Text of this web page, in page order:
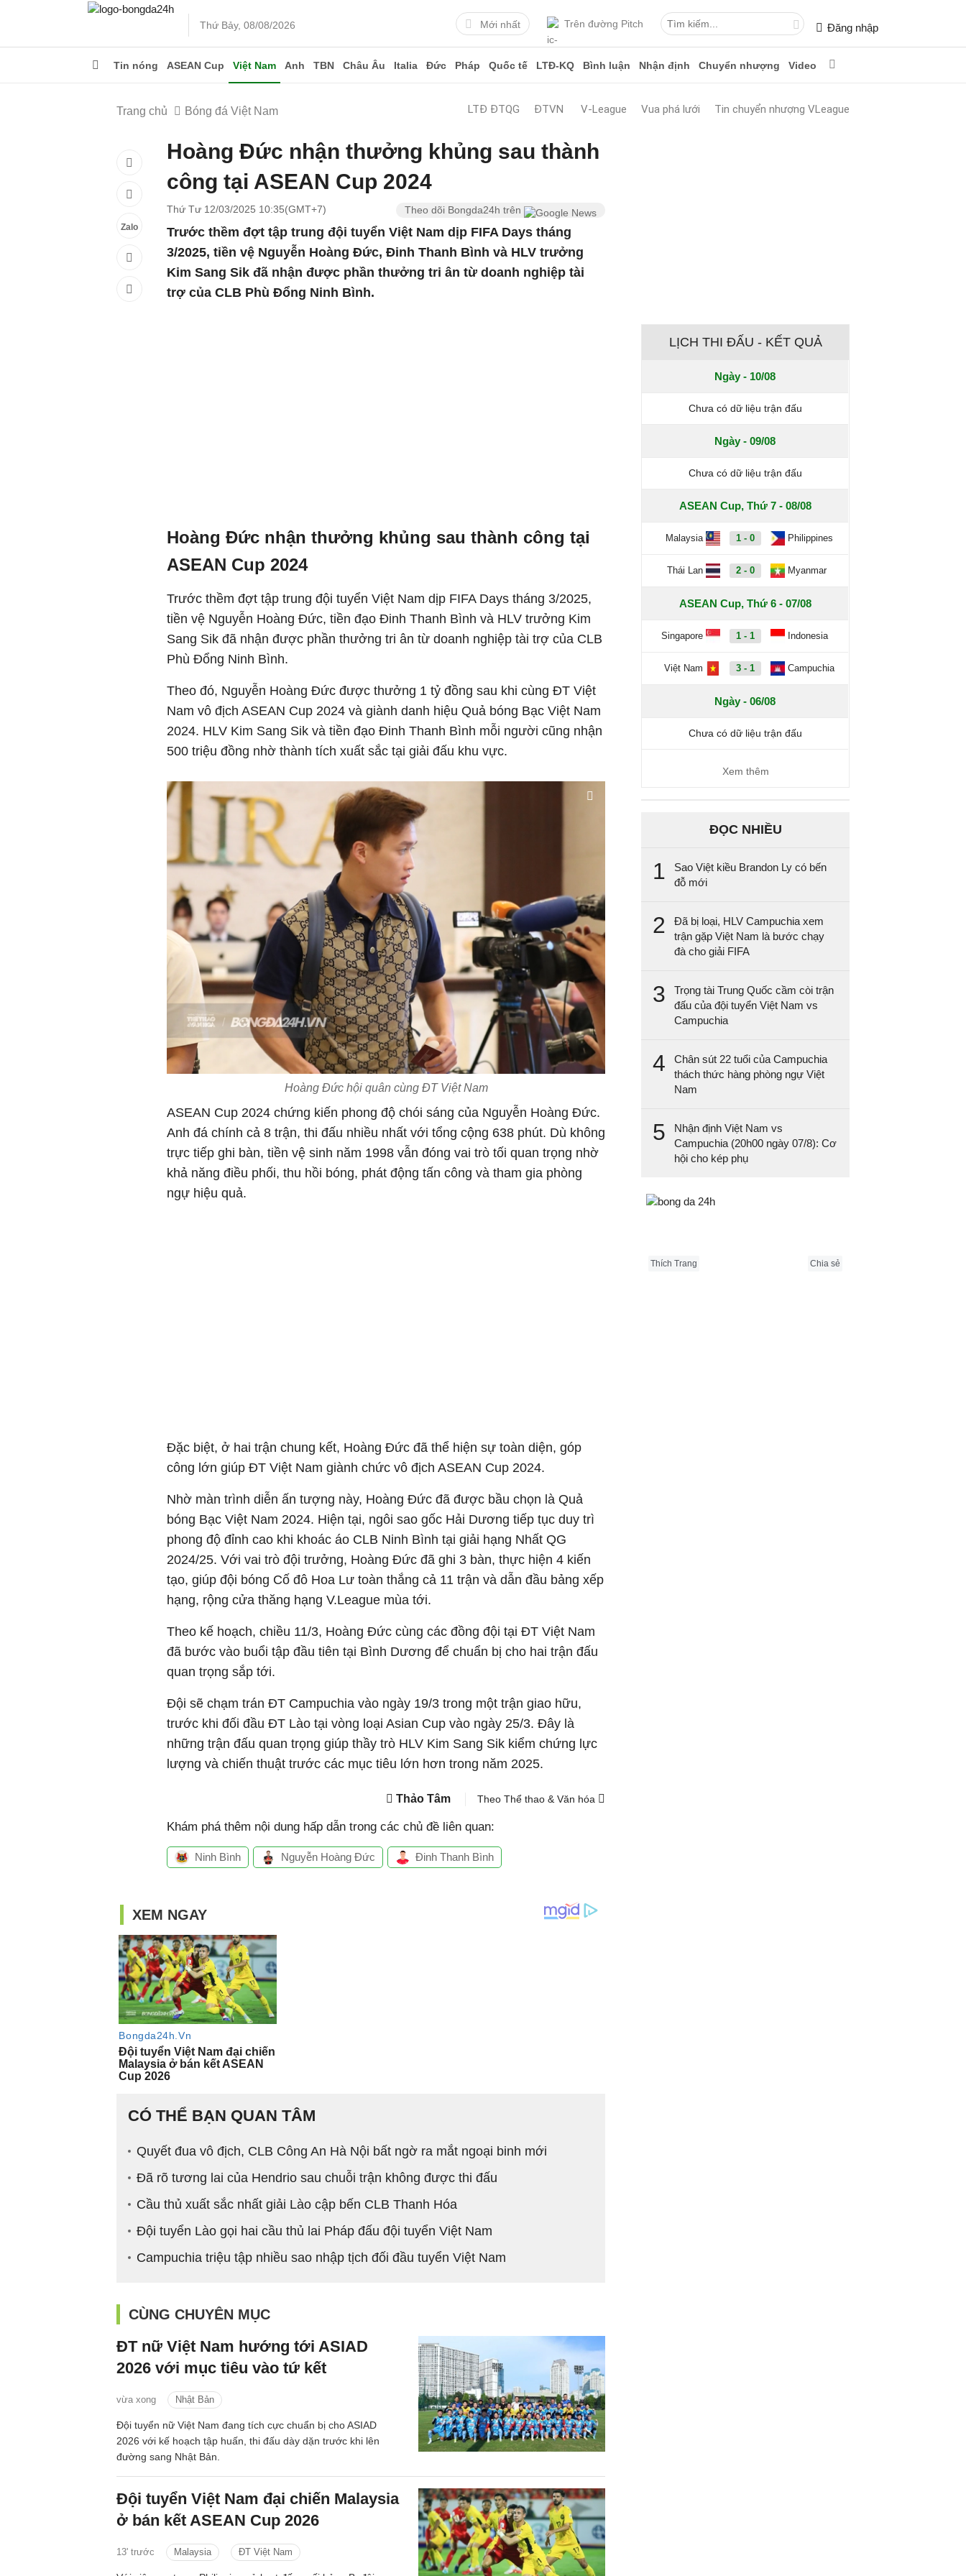
Thứ Bảy, 08/08/2026 Mới nhất Trên đường Pitch Đăng nhập
Tin nóng ASEAN Cup Việt Nam Anh TBN Châu Âu Italia Đức Pháp Quốc tế LTĐ-KQ Bình luận Nhận định Chuyển nhượng Video
Trang chủ Bóng đá Việt Nam LTĐ ĐTQG ĐTVN V-League Vua phá lưới Tin chuyển nhượng VLeague
Zalo
Hoàng Đức nhận thưởng khủng sau thành
công tại ASEAN Cup 2024
Thứ Tư 12/03/2025 10:35(GMT+7) Theo dõi Bongda24h trên
Trước thềm đợt tập trung đội tuyển Việt Nam dịp FIFA Days tháng
3/2025, tiền vệ Nguyễn Hoàng Đức, Đinh Thanh Bình và HLV trưởng
Kim Sang Sik đã nhận được phần thưởng tri ân từ doanh nghiệp tài
trợ của CLB Phù Đổng Ninh Bình.
Hoàng Đức nhận thưởng khủng sau thành công tại
ASEAN Cup 2024
Trước thềm đợt tập trung đội tuyển Việt Nam dịp FIFA Days tháng 3/2025,
tiền vệ Nguyễn Hoàng Đức, tiền đạo Đinh Thanh Bình và HLV trưởng Kim
Sang Sik đã nhận được phần thưởng tri ân từ doanh nghiệp tài trợ của CLB
Phù Đổng Ninh Bình.
Theo đó, Nguyễn Hoàng Đức được thưởng 1 tỷ đồng sau khi cùng ĐT Việt
Nam vô địch ASEAN Cup 2024 và giành danh hiệu Quả bóng Bạc Việt Nam
2024. HLV Kim Sang Sik và tiền đạo Đinh Thanh Bình mỗi người cũng nhận
500 triệu đồng nhờ thành tích xuất sắc tại giải đấu khu vực.
Hoàng Đức hội quân cùng ĐT Việt Nam
ASEAN Cup 2024 chứng kiến phong độ chói sáng của Nguyễn Hoàng Đức.
Anh đá chính cả 8 trận, thi đấu nhiều nhất với tổng cộng 638 phút. Dù không
trực tiếp ghi bàn, tiền vệ sinh năm 1998 vẫn đóng vai trò tối quan trọng nhờ
khả năng điều phối, thu hồi bóng, phát động tấn công và tham gia phòng
ngự hiệu quả.
Đặc biệt, ở hai trận chung kết, Hoàng Đức đã thể hiện sự toàn diện, góp
công lớn giúp ĐT Việt Nam giành chức vô địch ASEAN Cup 2024.
Nhờ màn trình diễn ấn tượng này, Hoàng Đức đã được bầu chọn là Quả
bóng Bạc Việt Nam 2024. Hiện tại, ngôi sao gốc Hải Dương tiếp tục duy trì
phong độ đỉnh cao khi khoác áo CLB Ninh Bình tại giải hạng Nhất QG
2024/25. Với vai trò đội trưởng, Hoàng Đức đã ghi 3 bàn, thực hiện 4 kiến
tạo, giúp đội bóng Cố đô Hoa Lư toàn thắng cả 11 trận và dẫn đầu bảng xếp
hạng, rộng cửa thăng hạng V.League mùa tới.
Theo kế hoạch, chiều 11/3, Hoàng Đức cùng các đồng đội tại ĐT Việt Nam
đã bước vào buổi tập đầu tiên tại Bình Dương để chuẩn bị cho hai trận đấu
quan trọng sắp tới.
Đội sẽ chạm trán ĐT Campuchia vào ngày 19/3 trong một trận giao hữu,
trước khi đối đầu ĐT Lào tại vòng loại Asian Cup vào ngày 25/3. Đây là
những trận đấu quan trọng giúp thầy trò HLV Kim Sang Sik kiểm chứng lực
lượng và chiến thuật trước các mục tiêu lớn hơn trong năm 2025.
Thảo Tâm Theo Thể thao & Văn hóa
Khám phá thêm nội dung hấp dẫn trong các chủ đề liên quan:
Ninh Bình Nguyễn Hoàng Đức Đinh Thanh Bình
CÓ THỂ BẠN QUAN TÂM
Quyết đua vô địch, CLB Công An Hà Nội bất ngờ ra mắt ngoại binh mới
Đã rõ tương lai của Hendrio sau chuỗi trận không được thi đấu
Cầu thủ xuất sắc nhất giải Lào cập bến CLB Thanh Hóa
Đội tuyển Lào gọi hai cầu thủ lai Pháp đấu đội tuyển Việt Nam
Campuchia triệu tập nhiều sao nhập tịch đối đầu tuyển Việt Nam
CÙNG CHUYÊN MỤC
ĐT nữ Việt Nam hướng tới ASIAD
2026 với mục tiêu vào tứ kết
vừa xong Nhật Bản
Đội tuyển nữ Việt Nam đang tích cực chuẩn bị cho ASIAD
2026 với kế hoạch tập huấn, thi đấu dày dặn trước khi lên
đường sang Nhật Bản.
Đội tuyển Việt Nam đại chiến Malaysia
ở bán kết ASEAN Cup 2026
13' trước Malaysia ĐT Việt Nam
LỊCH THI ĐẤU - KẾT QUẢ
Ngày - 10/08
Chưa có dữ liệu trận đấu
Ngày - 09/08
Chưa có dữ liệu trận đấu
ASEAN Cup, Thứ 7 - 08/08
Malaysia 1 - 0 Philippines
Thái Lan 2 - 0 Myanmar
ASEAN Cup, Thứ 6 - 07/08
Singapore 1 - 1 Indonesia
Việt Nam 3 - 1 Campuchia
Ngày - 06/08
Chưa có dữ liệu trận đấu
Xem thêm
ĐỌC NHIỀU
1
Sao Việt kiều Brandon Ly có bến
đỗ mới
2
Đã bị loại, HLV Campuchia xem
trận gặp Việt Nam là bước chạy
đà cho giải FIFA
3
Trọng tài Trung Quốc cầm còi trận
đấu của đội tuyển Việt Nam vs
Campuchia
4
Chân sút 22 tuổi của Campuchia
thách thức hàng phòng ngự Việt
Nam
5
Nhận định Việt Nam vs
Campuchia (20h00 ngày 07/8): Cơ
hội cho kép phụ
Thích Trang Chia sẻ